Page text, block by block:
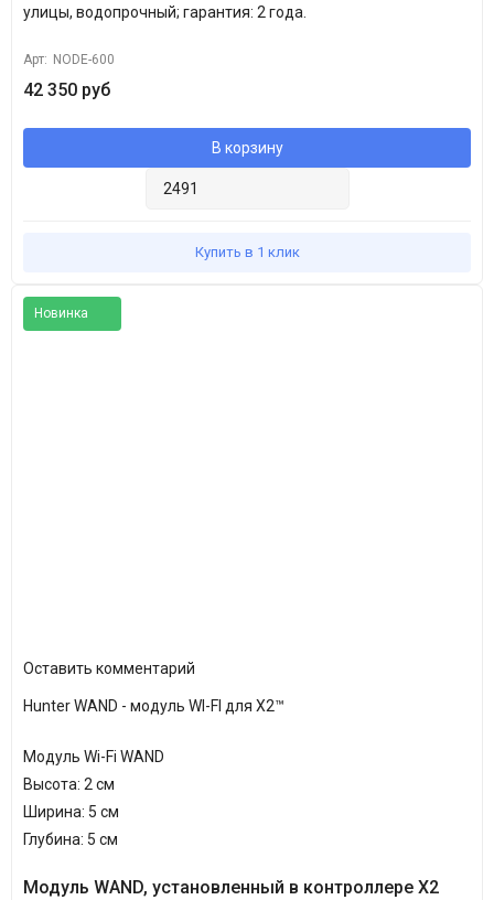
улицы, водопрочный; гарантия: 2 года.
Арт: NODE-600
42 350 руб
В корзину
Купить в 1 клик
Новинка
Оставить комментарий
Hunter WAND - модуль WI-FI для X2™
Модуль Wi-Fi WAND
Высота: 2 см
Ширина: 5 см
Глубина: 5 см
Модуль WAND, установленный в контроллере X2